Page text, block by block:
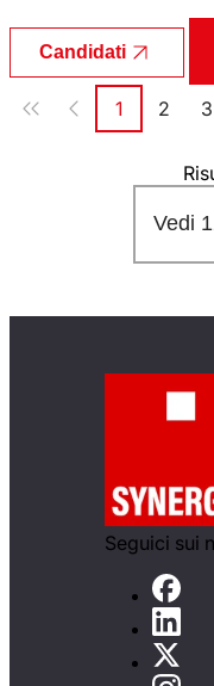
Candidati
Paginazione
Pagina
1 Pagina
2 3
Vedi
Seguici sui